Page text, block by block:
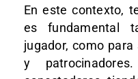
En este contexto,
es fundamental
jugador, como
y